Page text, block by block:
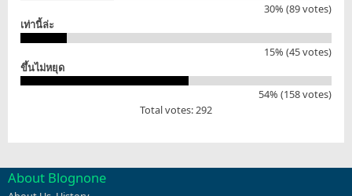
30% (89 votes)
เท่านี้ล่ะ
15% (45 votes)
ขึ้นไม่หยุด
54% (158 votes)
Total votes: 292
About Blognone